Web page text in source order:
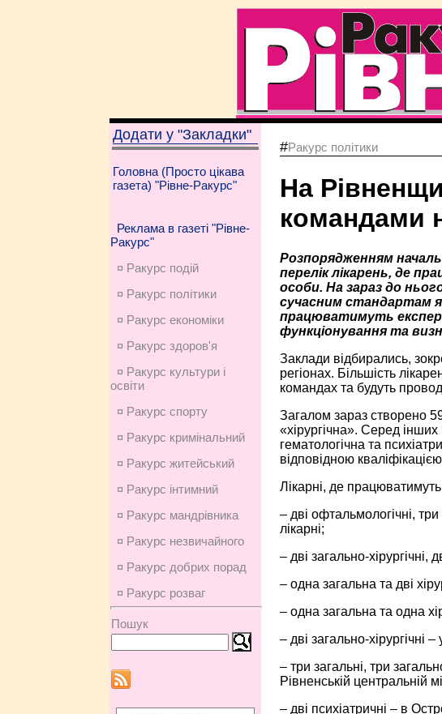
Додати у "Закладки"
Головна (Просто цікава
газета) "Рівне-Ракурс"
Реклама в газеті "Рівне-
Ракурс"
¤ Ракурс подій
¤ Ракурс політики
¤ Ракурс економiки
¤ Ракурс здоров'я
¤ Ракурс культури і
освіти
¤ Ракурс спорту
¤ Ракурс кримінальний
¤ Ракурс житейський
¤ Ракурс інтимний
¤ Ракурс мандрівника
¤ Ракурс незвичайного
¤ Ракурс добрих порад
¤ Ракурс розваг
Пошук
#Ракурс політики
На
командами
Розпорядженням
перелік лікарень, де
особи. На зараз до
сучасним стандартам
працюватимуть
функціонування та
Заклади відбирались,
регіонах. Більшість
командах та будуть
Загалом зараз створено
«хірургічна». Серед
гематологічна та
відповідною
Лікарні, де працюватимуть
– дві офтальмологічні,
лікарні;
– дві загально-хірургічні,
– одна загальна та дві
– одна загальна та одна
– дві загально-хірургічні
– три загальні, три
Рівненській центральній
– дві психіатричні – в